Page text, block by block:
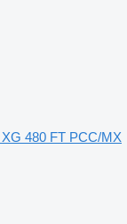
480 FT PCC/MX